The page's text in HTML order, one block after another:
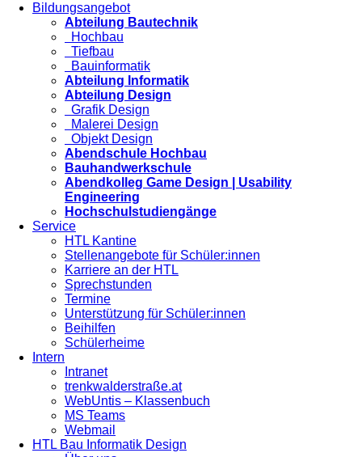
Bildungsangebot
Abteilung Bautechnik
Hochbau
Tiefbau
Bauinformatik
Abteilung Informatik
Abteilung Design
Grafik Design
Malerei Design
Objekt Design
Abendschule Hochbau
Bauhandwerkschule
Abendkolleg Game Design | Usability
Engineering
Hochschulstudiengänge
Service
HTL Kantine
Stellenangebote für Schüler:innen
Karriere an der HTL
Sprechstunden
Termine
Unterstützung für Schüler:innen
Beihilfen
Schülerheime
Intern
Intranet
trenkwalderstraße.at
WebUntis – Klassenbuch
MS Teams
Webmail
HTL Bau Informatik Design